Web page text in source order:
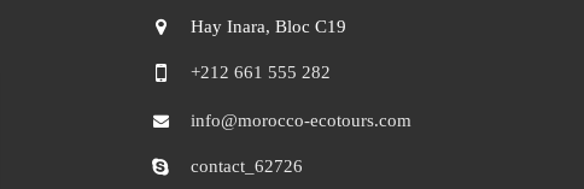
Hay Inara, Bloc C19
+212 661 555 282
info@morocco-ecotours.com
contact_62726